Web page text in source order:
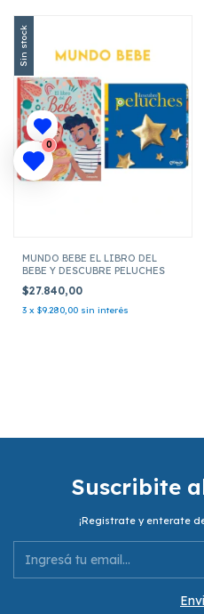
Sin stock
MUNDO BEBE EL LIBRO DEL
BEBE Y DESCUBRE PELUCHES
$27.840,00
3 x $9.280,00 sin interés
Suscribite
¡Registrate y enterate
0